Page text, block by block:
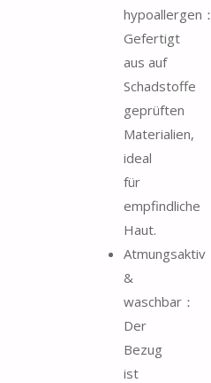
hypoallergen：
Gefertigt
aus auf
Schadstoffe
geprüften
Materialien,
ideal
für
empfindliche
Haut.
Atmungsaktiv
&
waschbar：
Der
Bezug
ist